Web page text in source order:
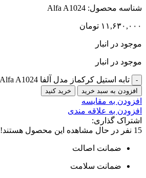
شناسه محصول: Alfa A1024
۱۱,۶۳۰,۰۰۰ تومان
موجود در انبار
موجود در انبار
تابه استیل کرکماز مدل آلفا Alfa A1024 عدد
افزودن به سبد خرید خرید کنید
افزودن به مقایسه
افزودن به علاقه مندی
اشتراک گذاری:
15 نفر در حال مشاهده این محصول هستند!
ضمانت اصالت
ضمانت سلامت